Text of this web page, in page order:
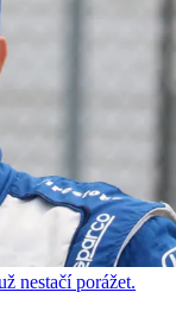
nestačí porážet.